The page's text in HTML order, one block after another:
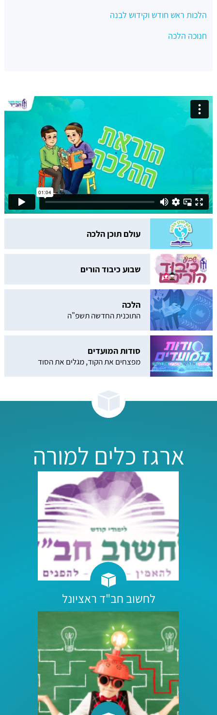
הלכות ראש חודש וקידוש לבנה
חנוכה הלכה
עולם תוכן הלכה
שבוע כיבוד הורים
הלכה
התוכנית החדשה תשפ"ה
סודות המועדים
מפצחים את הקוד, מגלים את הסוד
ארגז כלים למורה
לחשוב חב"ד ראציונל